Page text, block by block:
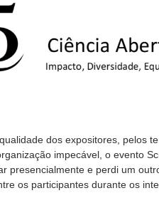
dos expositores, pelos
impecável, o evento
presencialmente e perdi um
os participantes durante os